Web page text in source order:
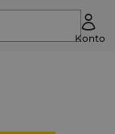
Konto